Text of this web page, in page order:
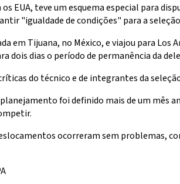
EUA, teve um esquema especial para
"igualdade de condições" para a
em Tijuana, no México, e viajou para
dois dias o período de permanência da
do técnico e de integrantes da
foi definido mais de um mês
ocorreram sem problemas,